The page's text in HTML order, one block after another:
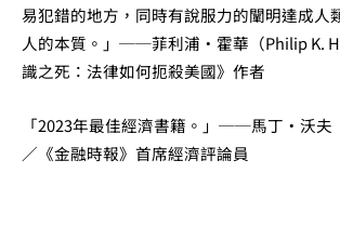
易犯錯的地方，同時有說服力的闡明達成人
人的本質。」──菲利浦‧霍華（Philip K.
識之死：法律如何扼殺美國》作者
「2023年最佳經濟書籍。」──馬丁‧沃夫
／《金融時報》首席經濟評論員